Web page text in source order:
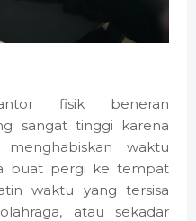
fisik beneran
sangat tinggi karena
waktu
buat pergi ke tempat
waktu yang tersisa
atau sekadar